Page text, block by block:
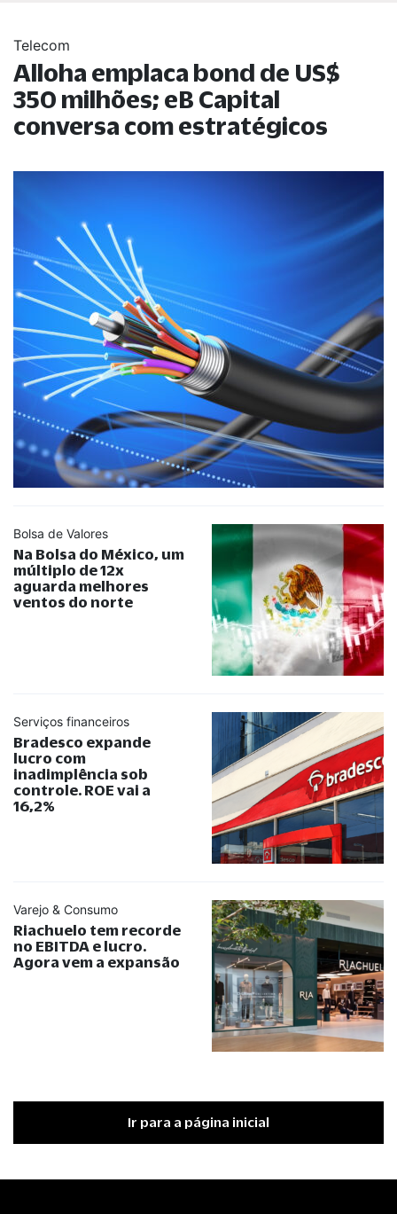
Telecom
Alloha emplaca bond de US$
350 milhões; eB Capital
conversa com estratégicos
Bolsa de Valores
Na Bolsa do México, um
múltiplo de 12x
aguarda melhores
ventos do norte
Serviços financeiros
Bradesco expande
lucro com
inadimplência sob
controle. ROE vai a
16,2%
Varejo & Consumo
Riachuelo tem recorde
no EBITDA e lucro.
Agora vem a expansão
Ir para a página inicial